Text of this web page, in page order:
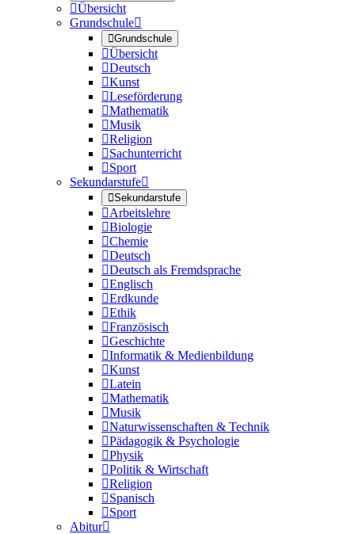
Übersicht
Grundschule
Grundschule
Übersicht
Deutsch
Kunst
Leseförderung
Mathematik
Musik
Religion
Sachunterricht
Sport
Sekundarstufe
Sekundarstufe
Arbeitslehre
Biologie
Chemie
Deutsch
Deutsch als Fremdsprache
Englisch
Erdkunde
Ethik
Französisch
Geschichte
Informatik & Medienbildung
Kunst
Latein
Mathematik
Musik
Naturwissenschaften & Technik
Pädagogik & Psychologie
Physik
Politik & Wirtschaft
Religion
Spanisch
Sport
Abitur